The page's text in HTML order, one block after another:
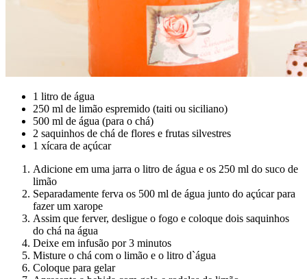
1 litro de água
250 ml de limão espremido (taiti ou siciliano)
500 ml de água (para o chá)
2 saquinhos de chá de flores e frutas silvestres
1 xícara de açúcar
Adicione em uma jarra o litro de água e os 250 ml do suco de
limão
Separadamente ferva os 500 ml de água junto do açúcar para
fazer um xarope
Assim que ferver, desligue o fogo e coloque dois saquinhos
do chá na água
Deixe em infusão por 3 minutos
Misture o chá com o limão e o litro d`água
Coloque para gelar